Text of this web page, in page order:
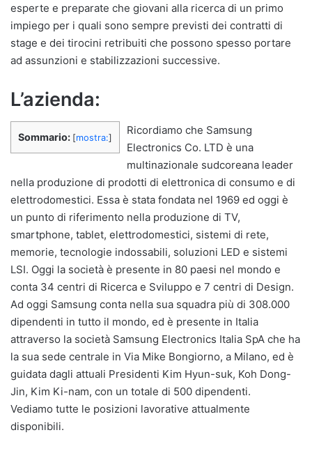
esperte e preparate che giovani alla ricerca di un primo
impiego per i quali sono sempre previsti dei contratti di
stage e dei tirocini retribuiti che possono spesso portare
ad assunzioni e stabilizzazioni successive.
L’azienda:
Sommario: [mostra:]
Ricordiamo che Samsung
Electronics Co. LTD è una
multinazionale sudcoreana leader
nella produzione di prodotti di elettronica di consumo e di
elettrodomestici. Essa è stata fondata nel 1969 ed oggi è
un punto di riferimento nella produzione di TV,
smartphone, tablet, elettrodomestici, sistemi di rete,
memorie, tecnologie indossabili, soluzioni LED e sistemi
LSI. Oggi la società è presente in 80 paesi nel mondo e
conta 34 centri di Ricerca e Sviluppo e 7 centri di Design.
Ad oggi Samsung conta nella sua squadra più di 308.000
dipendenti in tutto il mondo, ed è presente in Italia
attraverso la società Samsung Electronics Italia SpA che ha
la sua sede centrale in Via Mike Bongiorno, a Milano, ed è
guidata dagli attuali Presidenti Kim Hyun-suk, Koh Dong-
Jin, Kim Ki-nam, con un totale di 500 dipendenti.
Vediamo tutte le posizioni lavorative attualmente
disponibili.